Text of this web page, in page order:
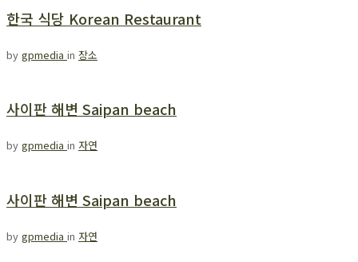
한국 식당 Korean Restaurant
by gpmedia in 장소
사이판 해변 Saipan beach
by gpmedia in 자연
사이판 해변 Saipan beach
by gpmedia in 자연